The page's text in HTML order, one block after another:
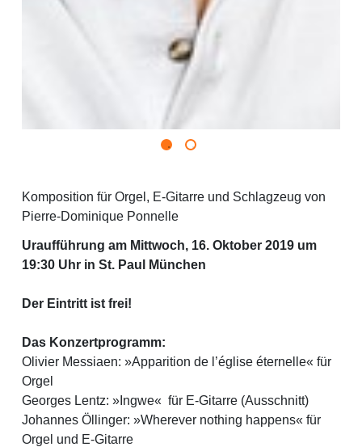
1 2
Komposition für Orgel, E-Gitarre und Schlagzeug von
Pierre-Dominique Ponnelle
Uraufführung am Mittwoch, 16. Oktober 2019 um
19:30 Uhr in St. Paul München
Der Eintritt ist frei!
Das Konzertprogramm:
Olivier Messiaen: »Apparition de l’église éternelle« für
Orgel
Georges Lentz: »Ingwe« für E-Gitarre (Ausschnitt)
Johannes Öllinger: »Wherever nothing happens« für
Orgel und E-Gitarre